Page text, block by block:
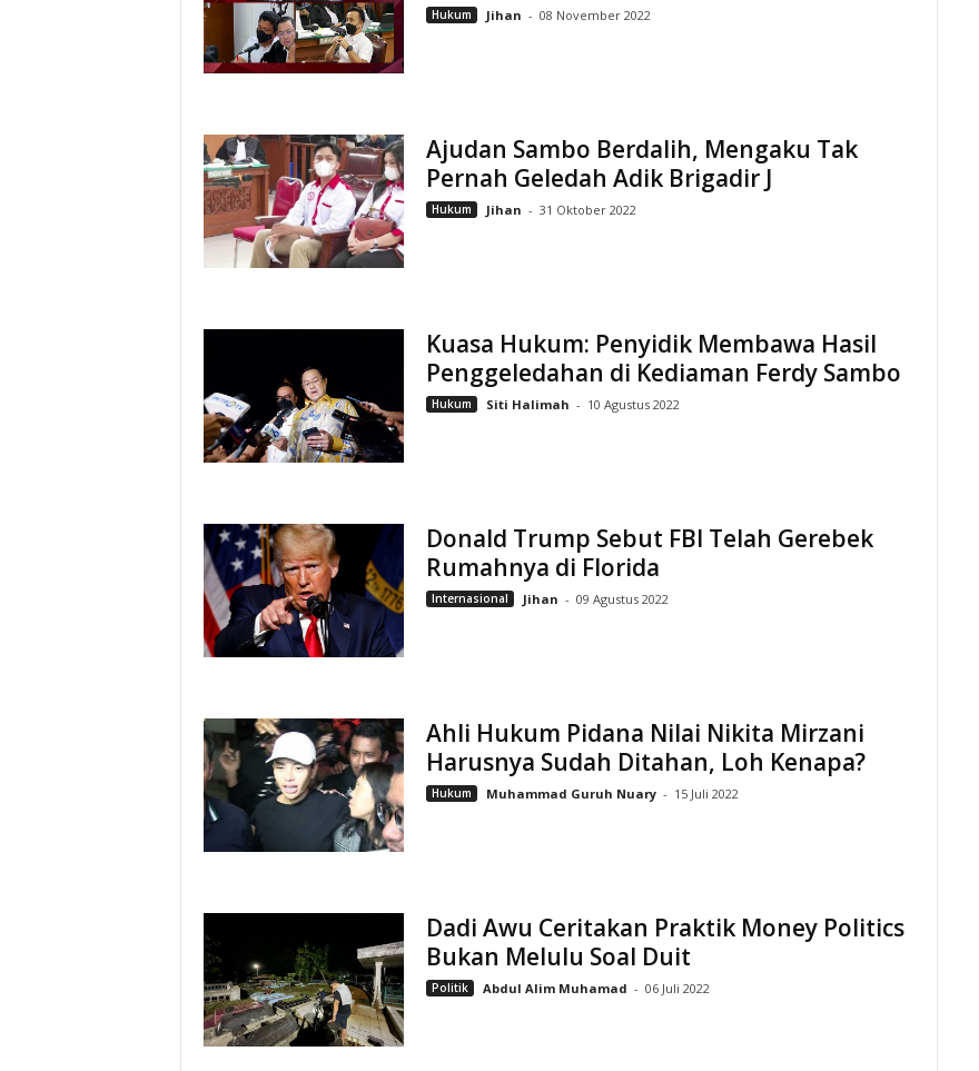
Hukum Jihan - 08 November 2022
Ajudan Sambo Berdalih, Mengaku Tak
Pernah Geledah Adik Brigadir J
Hukum Jihan - 31 Oktober 2022
Kuasa Hukum: Penyidik Membawa Hasil
Penggeledahan di Kediaman Ferdy Sambo
Hukum Siti Halimah - 10 Agustus 2022
Donald Trump Sebut FBI Telah Gerebek
Rumahnya di Florida
Internasional Jihan - 09 Agustus 2022
Ahli Hukum Pidana Nilai Nikita Mirzani
Harusnya Sudah Ditahan, Loh Kenapa?
Hukum Muhammad Guruh Nuary - 15 Juli 2022
Dadi Awu Ceritakan Praktik Money Politics
Bukan Melulu Soal Duit
Politik Abdul Alim Muhamad - 06 Juli 2022